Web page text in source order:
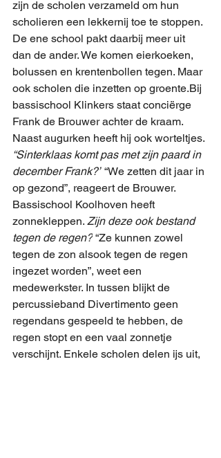
zijn de scholen verzameld om hun
scholieren een lekkernij toe te stoppen.
De ene school pakt daarbij meer uit
dan de ander. We komen eierkoeken,
bolussen en krentenbollen tegen. Maar
ook scholen die inzetten op groente.Bij
bassischool Klinkers staat conciërge
Frank de Brouwer achter de kraam.
Naast augurken heeft hij ook worteltjes.
“Sinterklaas komt pas met zijn paard in
december Frank?” “We zetten dit jaar in
op gezond”, reageert de Brouwer.
Bassischool Koolhoven heeft
zonnekleppen. Zijn deze ook bestand
tegen de regen? “Ze kunnen zowel
tegen de zon alsook tegen de regen
ingezet worden”, weet een
medewerkster. In tussen blijkt de
percussieband Divertimento geen
regendans gespeeld te hebben, de
regen stopt en een vaal zonnetje
verschijnt. Enkele scholen delen ijs uit,